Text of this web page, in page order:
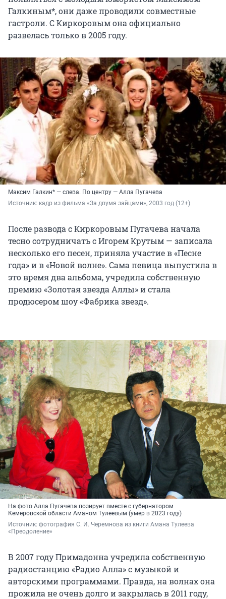
Галкиным*, они даже проводили совместные
гастроли. С Киркоровым она официально
развелась только в 2005 году.
Максим Галкин* — слева. По центру — Алла Пугачева
Источник: кадр из фильма «За двумя зайцами», 2003 год (12+)
После развода с Киркоровым Пугачева начала
тесно сотрудничать с Игорем Крутым — записала
несколько его песен, приняла участие в «Песне
года» и в «Новой волне». Сама певица выпустила в
это время два альбома, учредила собственную
премию «Золотая звезда Аллы» и стала
продюсером шоу «Фабрика звезд».
На фото Алла Пугачева позирует вместе с губернатором
Кемеровской области Аманом Тулеевым (умер в 2023 году)
Источник: фотография С. И. Черемнова из книги Амана Тулеева
«Преодоление»
В 2007 году Примадонна учредила собственную
радиостанцию «Радио Алла» с музыкой и
авторскими программами. Правда, на волнах она
прожила не очень долго и закрылась в 2011 году,